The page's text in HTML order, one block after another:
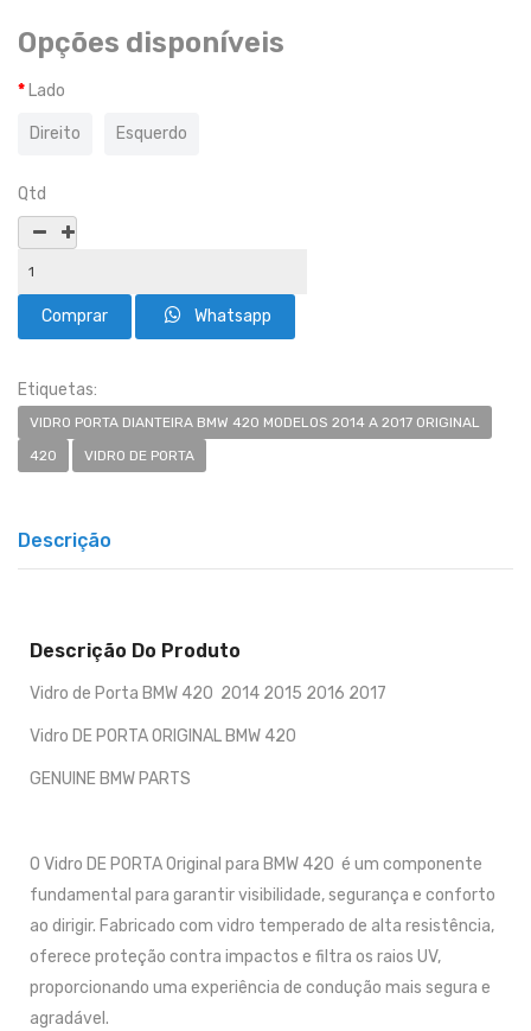
Opções disponíveis
Lado
Direito Esquerdo
Qtd
Whatsapp
Etiquetas:
VIDRO PORTA DIANTEIRA BMW 420 MODELOS 2014 A 2017 ORIGINAL
420
VIDRO DE PORTA
Descrição
Descrição Do Produto
Vidro de Porta BMW 420 2014 2015 2016 2017
Vidro DE PORTA ORIGINAL BMW 420
GENUINE BMW PARTS
O Vidro DE PORTA Original para BMW 420 é um componente
fundamental para garantir visibilidade, segurança e conforto
ao dirigir. Fabricado com vidro temperado de alta resistência,
oferece proteção contra impactos e filtra os raios UV,
proporcionando uma experiência de condução mais segura e
agradável.